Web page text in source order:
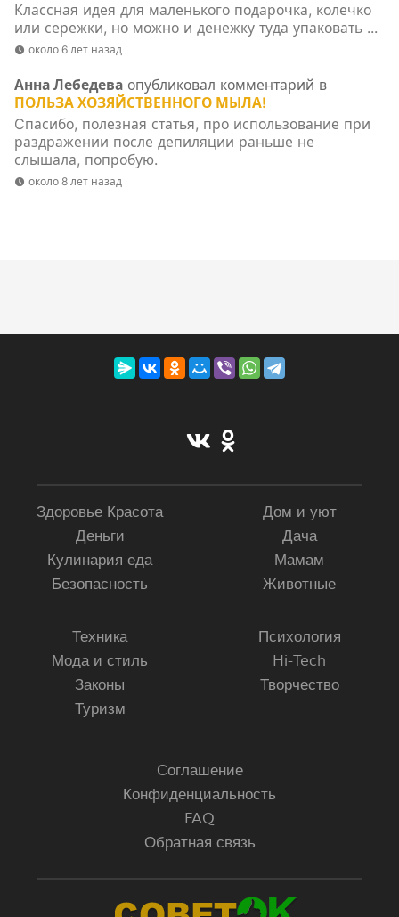
Классная идея для маленького подарочка, колечко
или сережки, но можно и денежку туда упаковать ...
около 6 лет назад
Анна Лебедева опубликовал комментарий в
ПОЛЬЗА ХОЗЯЙСТВЕННОГО МЫЛА!
Cпасибо, полезная статья, про использование при
раздражении после депиляции раньше не
слышала, попробую.
около 8 лет назад
Здоровье Красота
Деньги
Кулинария еда
Безопасность
Дом и уют
Дача
Мамам
Животные
Техника
Мода и стиль
Законы
Туризм
Психология
Hi-Tech
Творчество
Соглашение
Конфиденциальность
FAQ
Обратная связь